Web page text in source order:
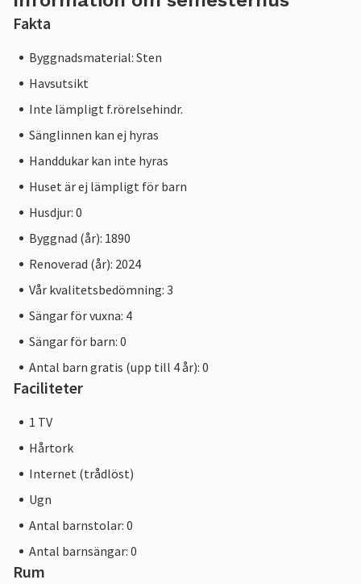
Fakta
Byggnadsmaterial: Sten
Havsutsikt
Inte lämpligt f.rörelsehindr.
Sänglinnen kan ej hyras
Handdukar kan inte hyras
Huset är ej lämpligt för barn
Husdjur: 0
Byggnad (år): 1890
Renoverad (år): 2024
Vår kvalitetsbedömning: 3
Sängar för vuxna: 4
Sängar för barn: 0
Antal barn gratis (upp till 4 år): 0
Faciliteter
1 TV
Hårtork
Internet (trådlöst)
Ugn
Antal barnstolar: 0
Antal barnsängar: 0
Rum